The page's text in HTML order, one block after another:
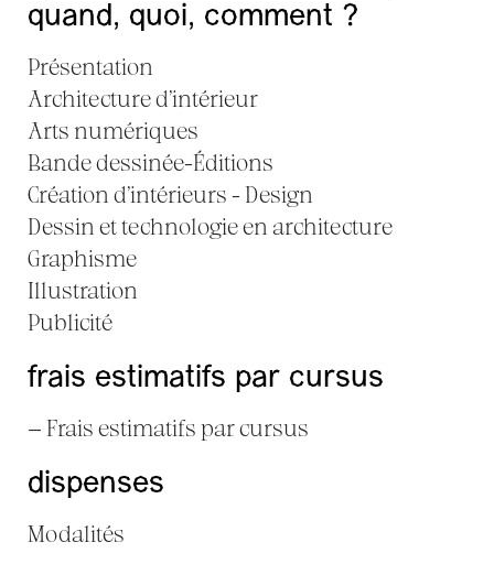
quand, quoi, comment ?
Présentation
Architecture d’intérieur
Arts numériques
Bande dessinée-Éditions
Création d’intérieurs - Design
Dessin et technologie en architecture
Graphisme
Illustration
Publicité
frais estimatifs par cursus
Frais estimatifs par cursus
dispenses
Modalités